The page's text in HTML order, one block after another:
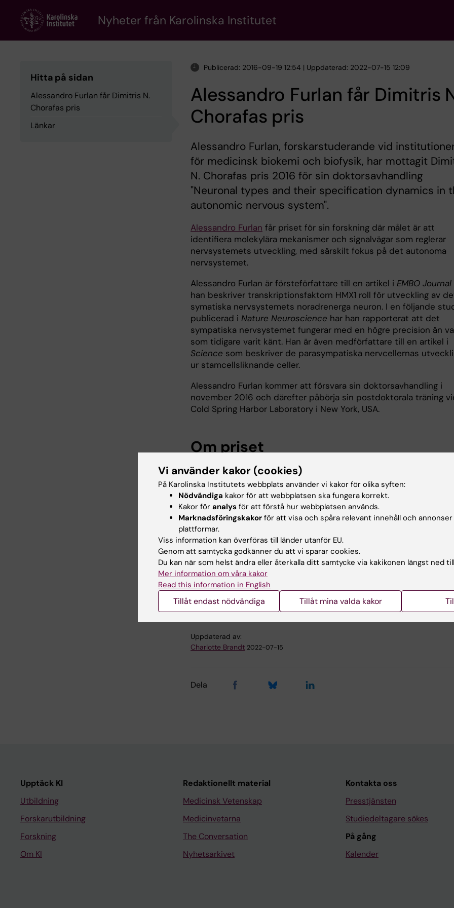
content
Nyheter från Karolinska Institutet
Hitta på sidan
Alessandro Furlan får Dimitris N.
Chorafas pris
Länkar
Publicerad: 2016-09-19 12:54 | Uppdaterad: 2022-07-15 12:09
Alessandro Furlan får Dimitris
Chorafas pris
Alessandro Furlan, forskarstuderande vid
för medicinsk biokemi och biofysik, har mottagit
N. Chorafas pris 2016 för sin doktorsavhandling
"Neuronal types and their specification dynamics in
autonomic nervous system".
Alessandro Furlan får priset för sin forskning där målet är att
identifiera molekylära mekanismer och signalvägar som reglerar
nervsystemets utveckling, med särskilt fokus på det autonoma
nervsystemet.
Alessandro Furlan är försteförfattare till en artikel i EMBO Journal
han beskriver transkriptionsfaktorn HMX1 roll för utveckling av
symatiska nervsystemets noradrenerga neuron. I en följande
publicerad i Nature Neuroscience har han rapporterat att det
sympatiska nervsystemet fungerar med en högre precision än
som tidigare varit känt. Han är även medförfattare till en artikel i
Science som beskriver de parasympatiska nervcellernas
ur stamcellsliknande celler.
Alessandro Furlan kommer att försvara sin doktorsavhandling i
november 2016 och därefter påbörja sin postdoktorala träning
Cold Spring Harbor Laboratory i New York, USA.
Om priset
Dimitris N. Chorafas Foundation inrättades 1992 och stiftelsen har
sedan 1996 ett samarbete med 23 partneruniversitet, däribland
Karolinska Institutet. Ämnesområdet ”Medical science” vänder
nydisputerade alternativt doktorander som befinner sig i
av doktorandarbetet. Kandidaterna får vara högst 30 år vid
disputation.
Länkar
Läs också nyhet: Särskilda nervceller för gåshud och bröstvårtans
Uppdaterad av:
Charlotte Brandt 2022-07-15
Dela
Upptäck KI
Utbildning
Forskarutbildning
Forskning
Om KI
Redaktionellt material
Medicinsk Vetenskap
Medicinvetarna
The Conversation
Nyhetsarkivet
Kontakta oss
Presstjänsten
Studiedeltagare sökes
På gång
Kalender
Vi använder kakor (cookies)
På Karolinska Institutets webbplats använder vi kakor för olika syften:
Nödvändiga kakor för att webbplatsen ska fungera korrekt.
Kakor för analys för att förstå hur webbplatsen används.
Marknadsföringskakor för att visa och spåra relevant innehåll och
plattformar.
Viss information kan överföras till länder utanför EU.
Genom att samtycka godkänner du att vi sparar cookies.
Du kan när som helst ändra eller återkalla ditt samtycke via kakikonen längst ned
Mer information om våra kakor
Read this information in English
Tillåt endast nödvändiga Tillåt mina valda kakor